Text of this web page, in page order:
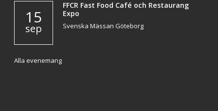
15
sep
FFCR Fast Food Café och Restaurang
Expo
Svenska Mässan Göteborg
Alla evenemang